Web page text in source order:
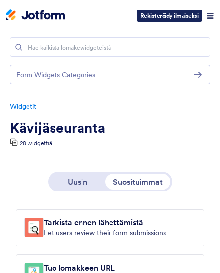
Rekisteröidy ilmaiseksi
Widgetit
Kävijäseuranta
28 widgettiä
Uusin Suosituimmat
Tarkista ennen lähettämistä
Let users review their form submissions
Tuo lomakkeen URL
Form Widgets Categories